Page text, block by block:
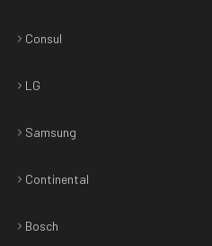
Consul
LG
Samsung
Continental
Bosch